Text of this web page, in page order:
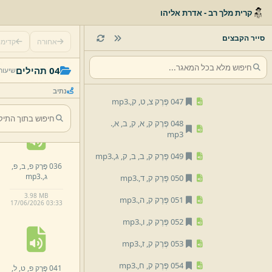
קרית מלך רב - אדרת אליהו
סייר הקבצים
043 פֶּרֶק צ,
mp3
045 פֶּרֶק צ,
ה,צ,ו,.
mp3
046 פֶּרֶק צ,
ז,צ,ח,.
mp3
047 פֶּרֶק צ,
ט, ק,.
mp3
048 פֶּרֶק ק,
א, ק, ב, א,.
mp3
049 פֶּרֶק ק,
ב, ב, ק, ג,.
mp3
050 פֶּרֶק ק,
ד,.
mp3
051 פֶּרֶק ק,
ה,.
mp3
052 פֶּרֶק ק,
ו,.
mp3
053 פֶּרֶק ק,
ז,.
mp3
054 פֶּרֶק ק,
ח,.
mp3
אחורה
04 תהילים
נתיב
mp3
17/06/2026 03:32
036 פֶּרֶק פ, ב, פ,
ג,.
mp3
3.98 MB
17/06/2026 03:33
041 פֶּרֶק פ, ט, ל,